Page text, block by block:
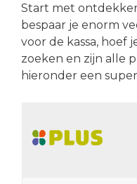
Start met
bespaar je enorm
voor de kassa, hoef
zoeken en zijn alle
hieronder een